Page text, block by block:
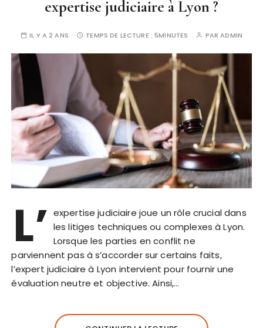
expertise judiciaire à Lyon ?
IL Y A 2 ANS TEMPS DE LECTURE :5MINUTES PARADMIN
L’ expertise judiciaire joue un rôle crucial dans
les litiges techniques ou complexes à Lyon.
Lorsque les parties en conflit ne
parviennent pas à s’accorder sur certains faits,
l’expert judiciaire à Lyon intervient pour fournir une
évaluation neutre et objective. Ainsi,…